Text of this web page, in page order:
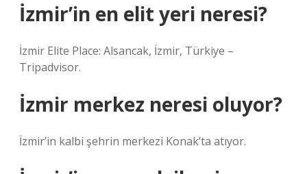
İzmir’in en elit yeri neresi?
İzmir Elite Place: Alsancak, İzmir, Türkiye –
Tripadvisor.
İzmir merkez neresi oluyor?
İzmir’in kalbi şehrin merkezi Konak’ta atıyor.